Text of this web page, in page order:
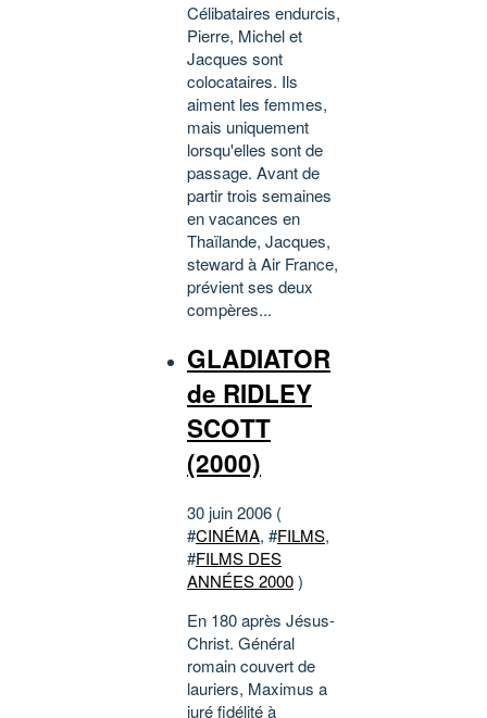
Célibataires endurcis,
Pierre, Michel et
Jacques sont
colocataires. Ils
aiment les femmes,
mais uniquement
lorsqu'elles sont de
passage. Avant de
partir trois semaines
en vacances en
Thaïlande, Jacques,
steward à Air France,
prévient ses deux
compères...
GLADIATOR
de RIDLEY
SCOTT
(2000)
30 juin 2006 (
#CINÉMA, #FILMS,
#FILMS DES
ANNÉES 2000)
En 180 après Jésus-
Christ. Général
romain couvert de
lauriers, Maximus a
juré fidélité à